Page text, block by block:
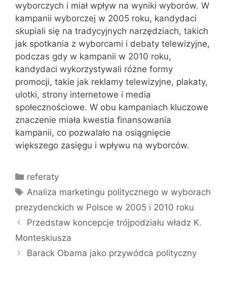
wyborczych i miał wpływ na wyniki wyborów. W
kampanii wyborczej w 2005 roku, kandydaci
skupiali się na tradycyjnych narzędziach, takich
jak spotkania z wyborcami i debaty telewizyjne,
podczas gdy w kampanii w 2010 roku,
kandydaci wykorzystywali różne formy
promocji, takie jak reklamy telewizyjne, plakaty,
ulotki, strony internetowe i media
społecznościowe. W obu kampaniach kluczowe
znaczenie miała kwestia finansowania
kampanii, co pozwalało na osiągnięcie
większego zasięgu i wpływu na wyborców.
Kategorie
referaty
Tagi
Analiza marketingu politycznego w wyborach
prezydenckich w Polsce w 2005 i 2010 roku
Przedstaw koncepcje trójpodziału władz K.
Monteskiusza
Barack Obama jako przywódca polityczny